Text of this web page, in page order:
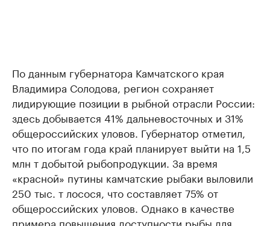
По данным губернатора Камчатского края
Владимира Солодова, регион сохраняет
лидирующие позиции в рыбной отрасли России:
здесь добывается 41% дальневосточных и 31%
общероссийских уловов. Губернатор отметил,
что по итогам года край планирует выйти на 1,5
млн т добытой рыбопродукции. За время
«красной» путины камчатские рыбаки выловили
250 тыс. т лосося, что составляет 75% от
общероссийских уловов. Однако в качестве
примера повышения доступности рыбы для